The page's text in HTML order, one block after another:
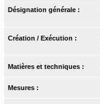
Désignation générale :
Création / Exécution :
Matières et techniques :
Mesures :